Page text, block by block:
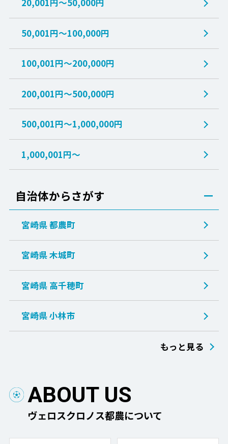
20,001円～50,000円
50,001円～100,000円
100,001円～200,000円
200,001円～500,000円
500,001円～1,000,000円
1,000,001円～
自治体からさがす
宮崎県都農町
宮崎県木城町
宮崎県 高千穂町
宮崎県小林市
もっと見る
ABOUT US
ヴェロスクロノス都農について